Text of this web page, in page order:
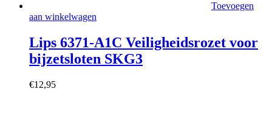
Toevoegen
aan winkelwagen
Lips 6371-A1C Veiligheidsrozet voor
bijzetsloten SKG3
€12,95